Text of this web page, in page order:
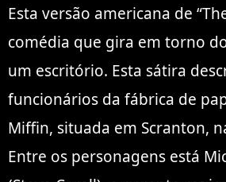
Esta versão americana de
comédia que gira em torno
um escritório. Esta sátira
funcionários da fábrica de
Miffin, situada em Scranton,
Entre os personagens está